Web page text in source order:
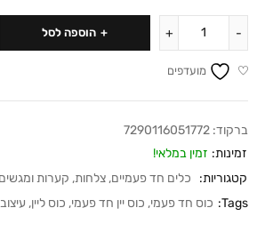
הוספה לסל
מועדפים
ברקוד: 7290116051772
זמינות: זמין במלאי!
קטגוריות:
כלים חד פעמיים, צלחות, קערות ומגשים
Tags: כוס חד פעמי, כוס יין חד פעמי, כוס ליין,